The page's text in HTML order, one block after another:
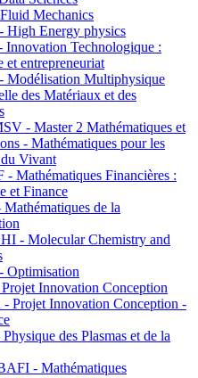
Mechanics
High Energy physics
Technologique :
et entrepreneuriat
Modélisation Multiphysique
des Matériaux et des
- Master 2 Mathématiques et
- Mathématiques pour les
du Vivant
- Mathématiques Financières :
et Finance
de la
- Molecular Chemistry and
Optimisation
Innovation Conception
Projet Innovation Conception -
des Plasmas et de la
- Mathématiques